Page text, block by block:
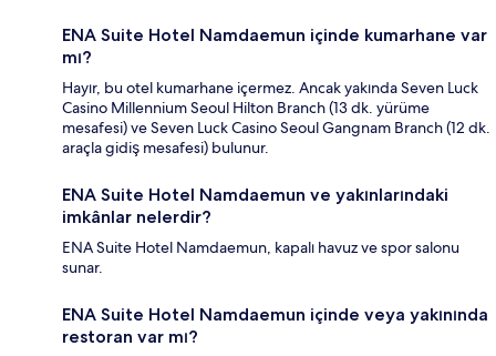
ENA Suite Hotel Namdaemun içinde kumarhane var
mı?
Hayır, bu otel kumarhane içermez. Ancak yakında Seven Luck
Casino Millennium Seoul Hilton Branch (13 dk. yürüme
mesafesi) ve Seven Luck Casino Seoul Gangnam Branch (12 dk.
araçla gidiş mesafesi) bulunur.
ENA Suite Hotel Namdaemun ve yakınlarındaki
imkânlar nelerdir?
ENA Suite Hotel Namdaemun, kapalı havuz ve spor salonu
sunar.
ENA Suite Hotel Namdaemun içinde veya yakınında
restoran var mı?